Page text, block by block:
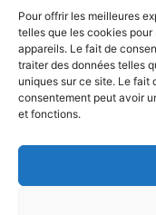
Pour offrir les meilleures
telles que les cookies
appareils. Le fait de
traiter des données telles
uniques sur ce site. Le fait
consentement peut avoir
et fonctions.
©